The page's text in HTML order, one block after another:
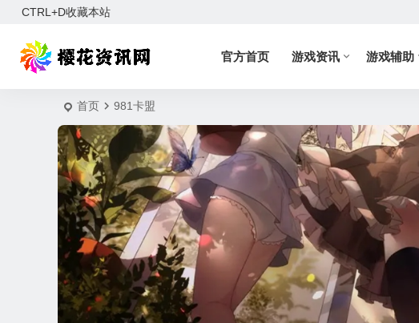
CTRL+D收藏本站
官方首页 游戏资讯 游戏辅助
首页 981卡盟